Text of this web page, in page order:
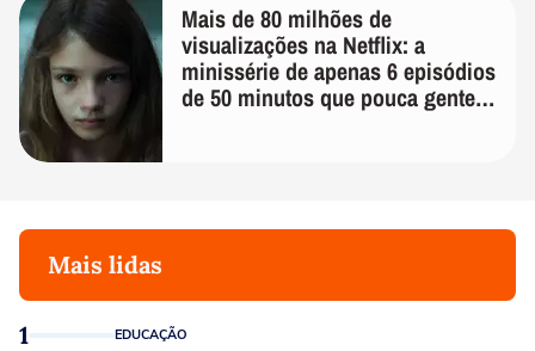
Mais de 80 milhões de
visualizações na Netflix: a
minissérie de apenas 6 episódios
de 50 minutos que pouca gente
Mais lidas
1 EDUCAÇÃO